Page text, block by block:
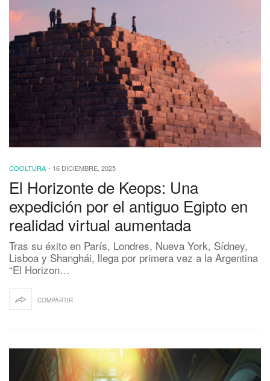
COOLTURA - 16 DICIEMBRE, 2025
El Horizonte de Keops: Una
expedición por el antiguo Egipto en
realidad virtual aumentada
Tras su éxito en París, Londres, Nueva York, Sídney,
Lisboa y Shanghái, llega por primera vez a la Argentina
“El Horizon…
COMPARTIR